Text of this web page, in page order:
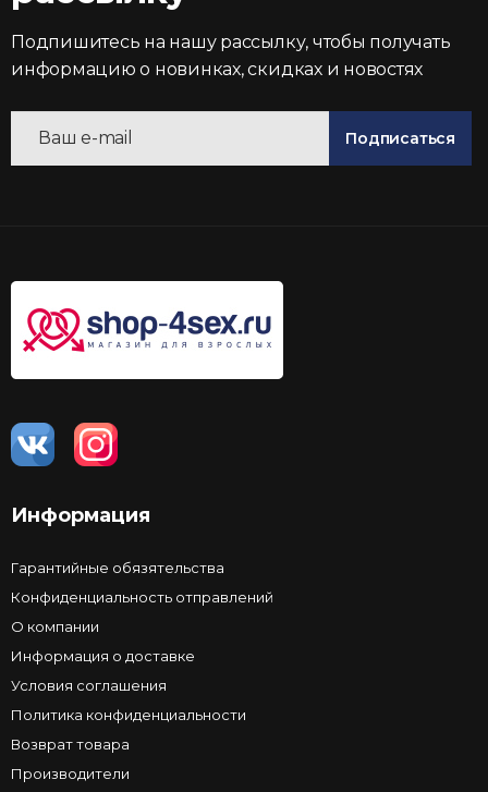
Подпишитесь на нашу рассылку, чтобы получать
информацию о новинках, скидках и новостях
Подписаться
Информация
Гарантийные обязятельства
Конфиденциальность отправлений
О компании
Информация о доставке
Условия соглашения
Политика конфиденциальности
Возврат товара
Производители